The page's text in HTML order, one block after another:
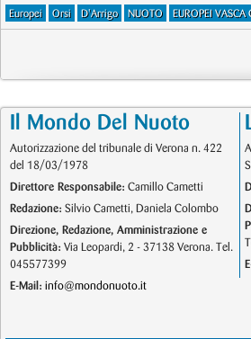
Europei Orsi D'Arrigo NUOTO EUROPEI VASCA
Il Mondo Del Nuoto
Autorizzazione del tribunale di Verona n. 422
del 18/03/1978
Direttore Responsabile: Camillo Cametti
Redazione: Silvio Cametti, Daniela Colombo
Direzione, Redazione, Amministrazione e
Pubblicità: Via Leopardi, 2 - 37138 Verona. Tel.
045577399
E-Mail: info@mondonuoto.it